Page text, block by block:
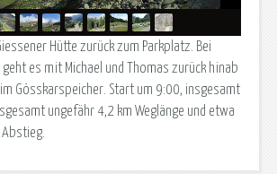
Hütte zurück zum Parkplatz. Bei
es mit Michael und Thomas zurück hinab
Gösskarspeicher. Start um 9:00, insgesamt
ungefähr 4,2 km Weglänge und etwa